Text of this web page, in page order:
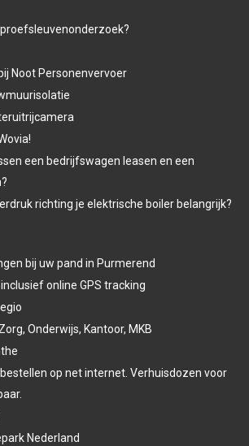
Noot Personenvervoer
een bedrijfswagen leasen en een
richting je elektrische boiler belangrijk?
bij uw pand in Purmerend
online GPS tracking
Onderwijs, Kantoor, MKB
op net internet. Verhuisdozen voor
Nederland